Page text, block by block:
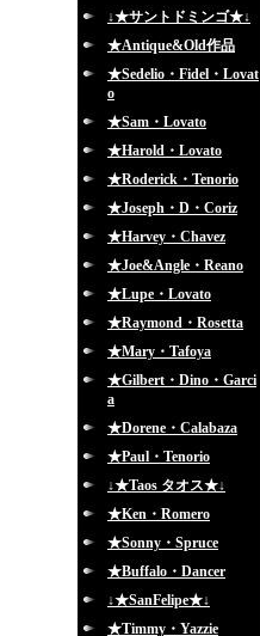
↓★サントドミンゴ★↓
★Antique&Old作品
★Sedelio・Fidel・Lovat
o
★Sam・Lovato
★Harold・Lovato
★Roderick・Tenorio
★Joseph・D・Coriz
★Harvey・Chavez
★Joe&Angle・Reano
★Lupe・Lovato
★Raymond・Rosetta
★Mary・Tafoya
★Gilbert・Dino・Garci
a
★Dorene・Calabaza
★Paul・Tenorio
↓★Taos タオス★↓
★Ken・Romero
★Sonny・Spruce
★Buffalo・Dancer
↓★SanFelipe★↓
★Timmy・Yazzie